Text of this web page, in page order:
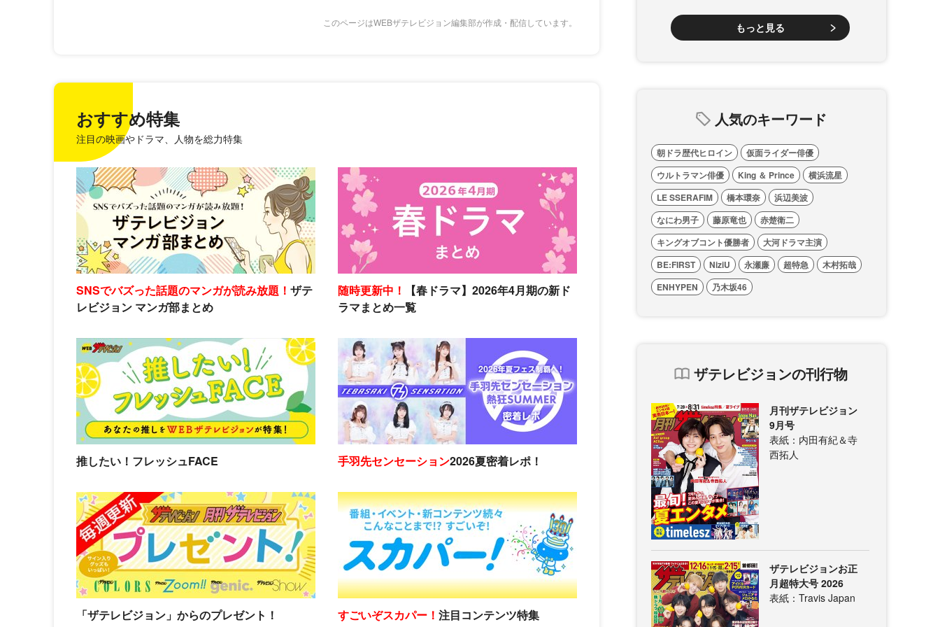
このページはWEBザテレビジョン編集部が作成・配信しています。
おすすめ特集
注目の映画やドラマ、人物を総力特集
SNSでバズった話題のマンガが読み放題！ ザテ
レビジョン マンガ部まとめ
随時更新中！
【春ドラマ】2026年4月期の新ド
ラマまとめ一覧
推したい！フレッシュFACE 手羽先センセーション2026夏密着レポ！
「ザテレビジョン」からのプレゼント！ すごいぞスカパー！ 注目コンテンツ特集
もっと見る
人気のキーワード
朝ドラ歴代ヒロイン
仮面ライダー俳優
ウルトラマン俳優
King ＆ Prince
横浜流星
LE SSERAFIM
橋本環奈
浜辺美波
なにわ男子
藤原竜也
赤楚衛二
キングオブコント優勝者
大河ドラマ主演
BE:FIRST
NiziU 永瀬廉 超特急
木村拓哉
ENHYPEN
乃木坂46
ザテレビジョンの刊行物
月刊ザテレビジョン
9月号
表紙：内田有紀＆寺
西拓人
ザテレビジョンお正
月超特大号 2026
表紙：Travis Japan